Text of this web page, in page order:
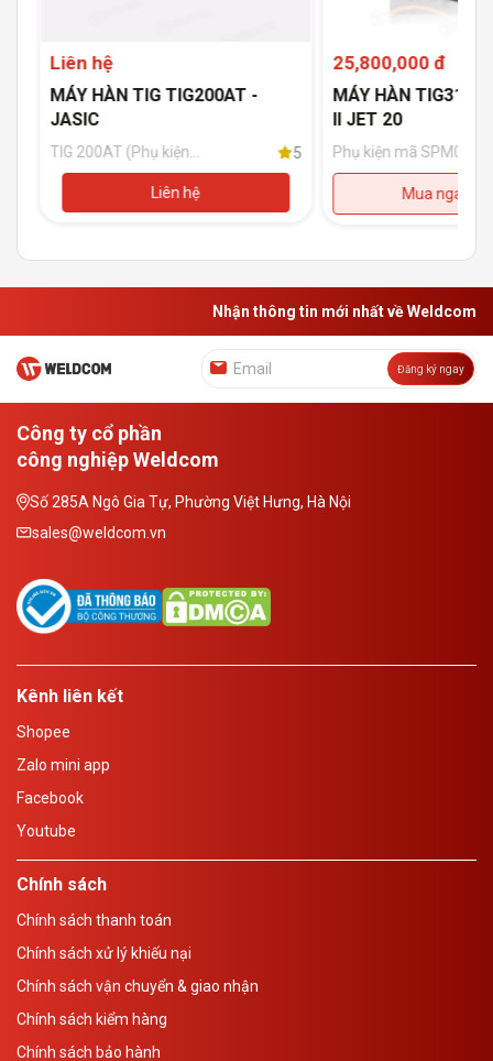
Liên hệ
MÁY HÀN TIG TIG200AT -
JASIC
TIG 200AT (Phụ kiện
đi kèm: Súng hàn TIG
4m, Kẹp mát 200A
3m)
5
Liên hệ
25,800,000 đ
MÁY HÀN
II JET 20
Phụ kiện mã SPM01T-
036670: Súng hàn
WP18(5m) + Đồng hồ
Argon+ Dây khí + Kẹp
Mua ngay
Nhận thông tin mới nhất về Weldcom
Đăng ký ngay
Công ty cổ phần
công nghiệp Weldcom
Số 285A Ngô Gia Tự, Phường Việt Hưng, Hà Nội
sales@weldcom.vn
Kênh liên kết
Shopee
Zalo mini app
Facebook
Youtube
Chính sách
Chính sách thanh toán
Chính sách xử lý khiếu nại
Chính sách vận chuyển & giao nhận
Chính sách kiểm hàng
Chính sách bảo hành